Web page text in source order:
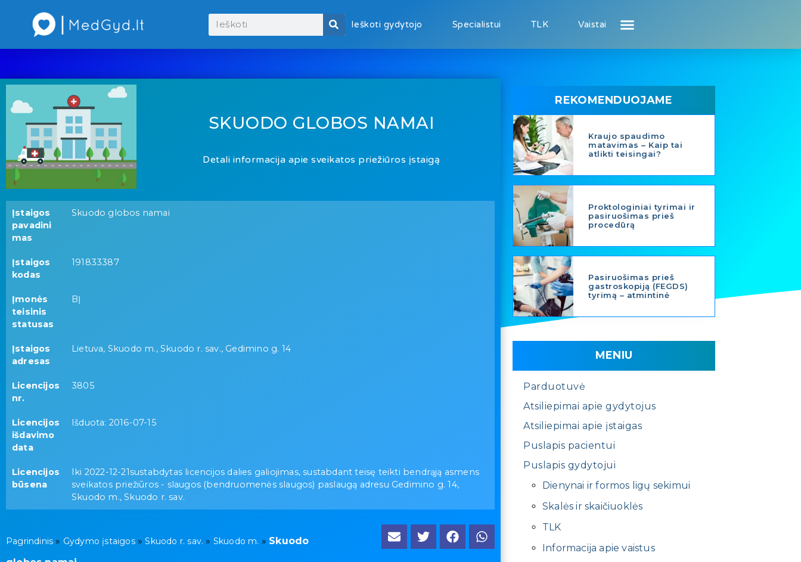
Ieškoti gydytojo Specialistui TLK Vaistai
SKUODO GLOBOS NAMAI
Detali informacija apie sveikatos priežiūros įstaigą
Įstaigos
pavadini
mas
Skuodo globos namai
Įstaigos
kodas
191833387
Įmonės
teisinis
statusas
BĮ
Įstaigos
adresas
Lietuva, Skuodo m., Skuodo r. sav., Gedimino g. 14
Licencijos
nr.
3805
Licencijos
išdavimo
data
Išduota: 2016-07-15
Licencijos
būsena
Iki 2022-12-21sustabdytas licencijos dalies galiojimas, sustabdant teisę teikti bendrąją asmens
sveikatos priežiūros - slaugos (bendruomenės slaugos) paslaugą adresu Gedimino g. 14,
Skuodo m., Skuodo r. sav.
Pagrindinis » Gydymo įstaigos»Skuodo r. sav. » Skuodo m. » Skuodo
REKOMENDUOJAME
Kraujo spaudimo
matavimas – Kaip tai
atlikti teisingai?
Proktologiniai tyrimai ir
pasiruošimas prieš
procedūrą
Pasiruošimas prieš
gastroskopiją (FEGDS)
tyrimą – atmintinė
MENIU
Parduotuvė
Atsiliepimai apie gydytojus
Atsiliepimai apie įstaigas
Puslapis pacientui
Puslapis gydytojui
Dienynai ir formos ligų sekimui
Skalės ir skaičiuoklės
TLK
Informacija apie vaistus